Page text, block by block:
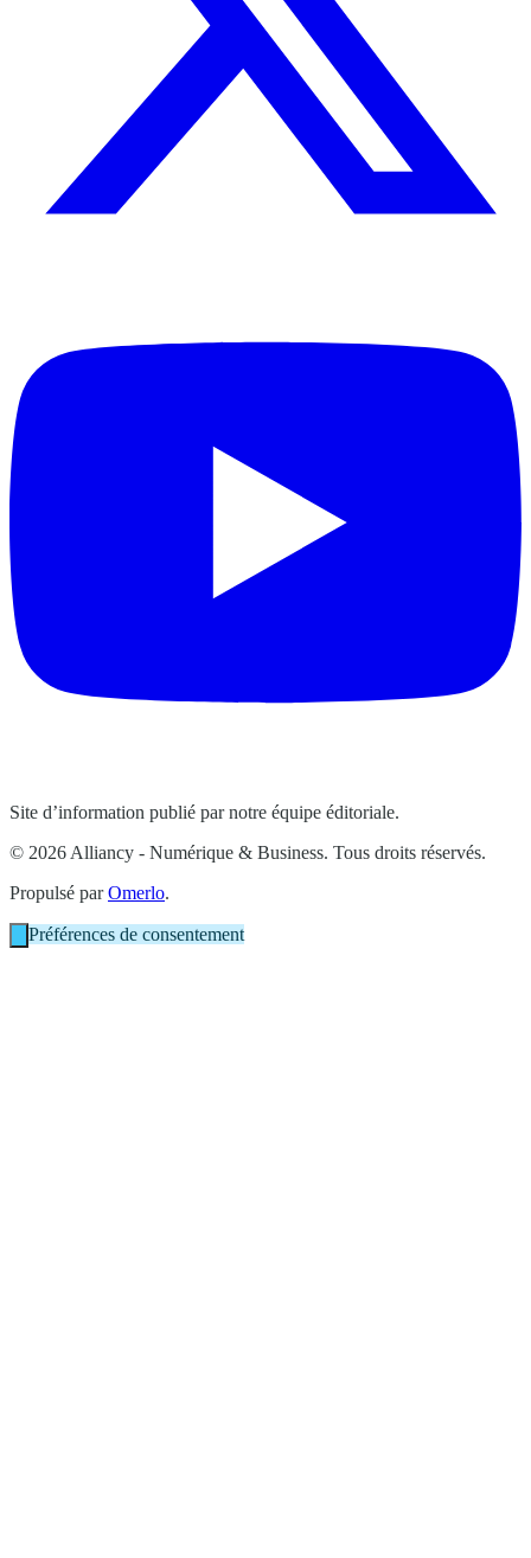
Site d’information publié par notre équipe éditoriale.
© 2026 Alliancy - Numérique & Business. Tous droits réservés.
Propulsé parOmerlo.
Préférences de consentement